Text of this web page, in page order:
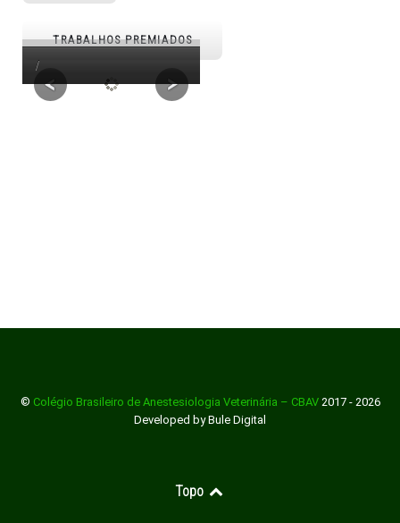
TRABALHOS PREMIADOS
/
© Colégio Brasileiro de Anestesiologia Veterinária – CBAV 2017 - 2026
Developed by Bule Digital
Topo